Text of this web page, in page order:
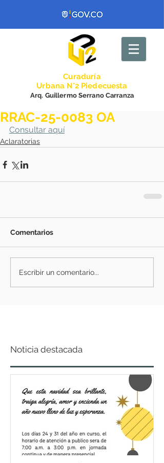
Curaduría
Urbana N°2 Piedecuesta
Arq. Guillermo Serrano Carranza
RRAC-25-0083 OA
Consultar aquí
Aclaratorias
Comentarios
Escribir un comentario...
Noticia destacada